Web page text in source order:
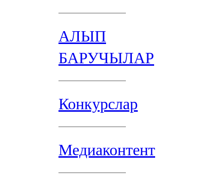
АЛЫП
БАРУЧЫЛАР
Конкурслар
Медиаконтент